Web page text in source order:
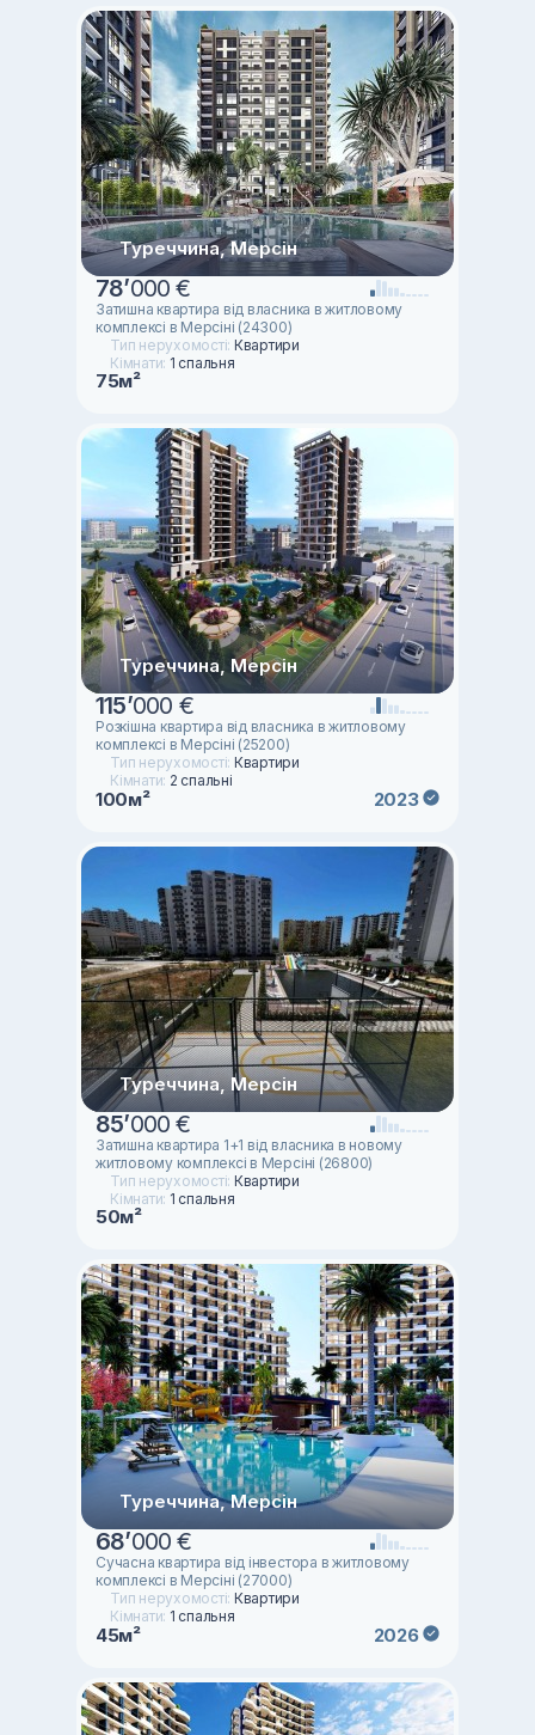
Туреччина, Мерсін
78’000 €
Затишна квартира від власника в житловому
комплексі в Мерсіні (24300)
Тип нерухомості: Квартири
Кімнати: 1 спальня
75м²
Туреччина, Мерсін
115’000 €
Розкішна квартира від власника в житловому
комплексі в Мерсіні (25200)
Тип нерухомості: Квартири
Кімнати: 2 спальні
100м² 2023
Туреччина, Мерсін
85’000 €
Затишна квартира 1+1 від власника в новому
житловому комплексі в Мерсіні (26800)
Тип нерухомості: Квартири
Кімнати: 1 спальня
50м²
Туреччина, Мерсін
68’000 €
Сучасна квартира від інвестора в житловому
комплексі в Мерсіні (27000)
Тип нерухомості: Квартири
Кімнати: 1 спальня
45м² 2026